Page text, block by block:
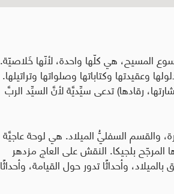
المسيح، هي كلّها واحدة، لأنّها خَلاصيّة.
وعقيدتها وكتاباتها وصلواتها وتراتيلها.
رقادها) تدعى سيِّديَّة لأنَّ السيِّد الربَّ
والقسم السفليُّ الميلاد. هي لوحة عاجيَّة
. النقش على العاج مزدهر
وأحداثًا تدور حول القيامة، وأحداثًا